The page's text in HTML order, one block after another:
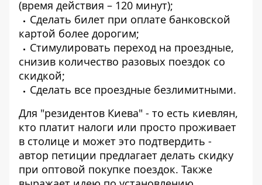
(время действия – 120 минут);
Сделать билет при оплате банковской
картой более дорогим;
Стимулировать переход на проездные,
снизив количество разовых поездок со
скидкой;
Сделать все проездные безлимитными.
Для "резидентов Киева" - то есть киевлян,
кто платит налоги или просто проживает
в столице и может это подтвердить -
автор петиции предлагает делать скидку
при оптовой покупке поездок. Также